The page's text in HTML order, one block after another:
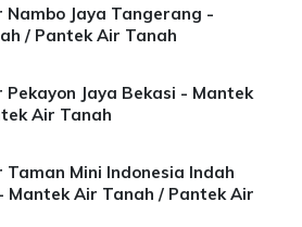
Nambo Jaya Tangerang -
/ Pantek Air Tanah
Pekayon Jaya Bekasi - Mantek
Air Tanah
Taman Mini Indonesia Indah
Mantek Air Tanah / Pantek Air